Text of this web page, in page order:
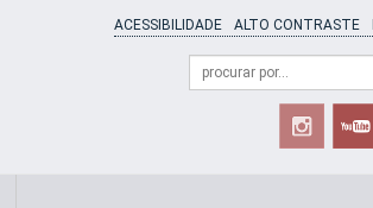
ACESSIBILIDADE ALTO CONTRASTE
Formulário
Campo
de